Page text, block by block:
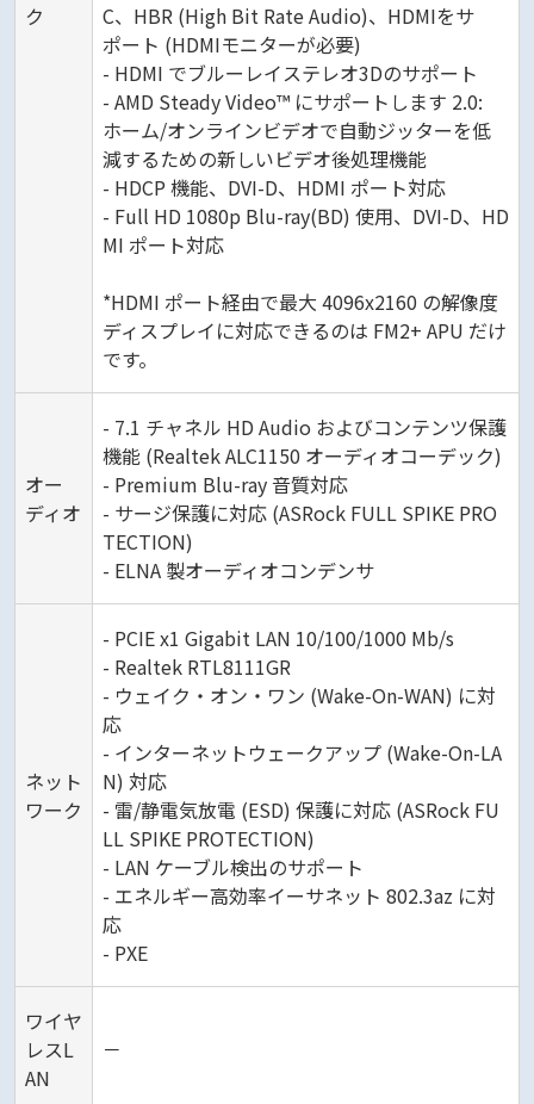
ク
C、HBR (High Bit Rate Audio)、HDMIをサ
ポート (HDMIモニターが必要)
- HDMI でブルーレイステレオ3Dのサポート
- AMD Steady Video™ にサポートします 2.0:
ホーム/オンラインビデオで自動ジッターを低
減するための新しいビデオ後処理機能
- HDCP 機能、DVI-D、HDMI ポート対応
- Full HD 1080p Blu-ray(BD) 使用、DVI-D、HD
MI ポート対応
*HDMI ポート経由で最大 4096x2160 の解像度
ディスプレイに対応できるのは FM2+ APU だけ
です。
オー
ディオ
- 7.1 チャネル HD Audio およびコンテンツ保護
機能 (Realtek ALC1150 オーディオコーデック)
- Premium Blu-ray 音質対応
- サージ保護に対応 (ASRock FULL SPIKE PRO
TECTION)
- ELNA 製オーディオコンデンサ
ネット
ワーク
- PCIE x1 Gigabit LAN 10/100/1000 Mb/s
- Realtek RTL8111GR
- ウェイク・オン・ワン (Wake-On-WAN) に対
応
- インターネットウェークアップ (Wake-On-LA
N) 対応
- 雷/静電気放電 (ESD) 保護に対応 (ASRock FU
LL SPIKE PROTECTION)
- LAN ケーブル検出のサポート
- エネルギー高効率イーサネット 802.3az に対
応
- PXE
ワイヤ
レスL
AN
－